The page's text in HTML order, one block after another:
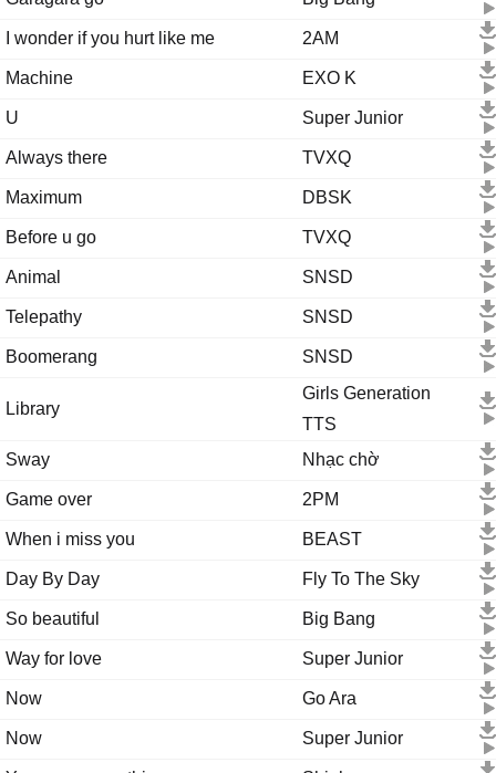
I wonder if you hurt like me 2AM
Machine EXO K
U Super Junior
Always there TVXQ
Maximum DBSK
Before u go TVXQ
Animal SNSD
Telepathy SNSD
Boomerang SNSD
Library
Girls Generation
TTS
Sway
Nhạc chờ
Game over 2PM
When i miss you BEAST
Day By Day Fly To The Sky
So beautiful Big Bang
Way for love Super Junior
Now Go Ara
Now Super Junior